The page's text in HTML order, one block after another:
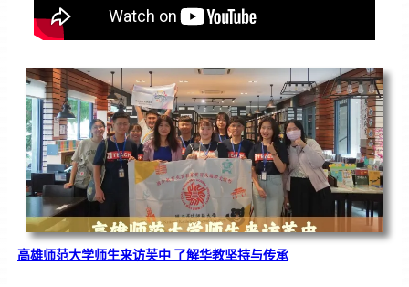
高雄师范大学师生来访芙中 了解华教坚持与传承